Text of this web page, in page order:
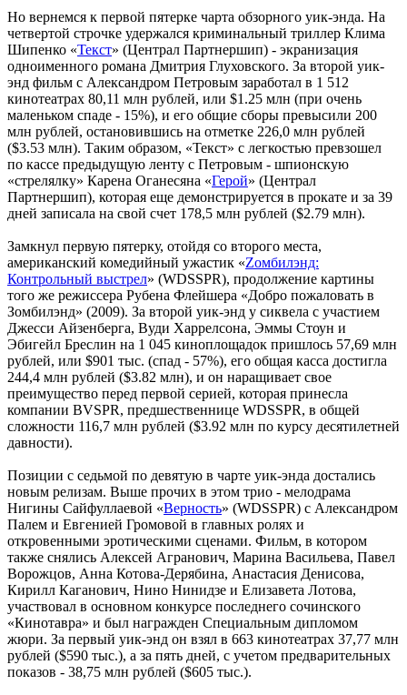
Но вернемся к первой пятерке чарта обзорного уик-энда. На
четвертой строчке удержался криминальный триллер Клима
Шипенко «Текст» (Централ Партнершип) - экранизация
одноименного романа Дмитрия Глуховского. За второй уик-
энд фильм с Александром Петровым заработал в 1 512
кинотеатрах 80,11 млн рублей, или $1.25 млн (при очень
маленьком спаде - 15%), и его общие сборы превысили 200
млн рублей, остановившись на отметке 226,0 млн рублей
($3.53 млн). Таким образом, «Текст» с легкостью превзошел
по кассе предыдущую ленту с Петровым - шпионскую
«стрелялку» Карена Оганесяна «Герой» (Централ
Партнершип), которая еще демонстрируется в прокате и за 39
дней записала на свой счет 178,5 млн рублей ($2.79 млн).
Замкнул первую пятерку, отойдя со второго места,
американский комедийный ужастик «Zомбилэнд:
Контрольный выстрел» (WDSSPR), продолжение картины
того же режиссера Рубена Флейшера «Добро пожаловать в
Зомбилэнд» (2009). За второй уик-энд у сиквела с участием
Джесси Айзенберга, Вуди Харрелсона, Эммы Стоун и
Эбигейл Бреслин на 1 045 киноплощадок пришлось 57,69 млн
рублей, или $901 тыс. (спад - 57%), его общая касса достигла
244,4 млн рублей ($3.82 млн), и он наращивает свое
преимущество перед первой серией, которая принесла
компании BVSPR, предшественнице WDSSPR, в общей
сложности 116,7 млн рублей ($3.92 млн по курсу десятилетней
давности).
Позиции с седьмой по девятую в чарте уик-энда достались
новым релизам. Выше прочих в этом трио - мелодрама
Нигины Сайфуллаевой «Верность» (WDSSPR) с Александром
Палем и Евгенией Громовой в главных ролях и
откровенными эротическими сценами. Фильм, в котором
также снялись Алексей Агранович, Марина Васильева, Павел
Ворожцов, Анна Котова-Дерябина, Анастасия Денисова,
Кирилл Каганович, Нино Нинидзе и Елизавета Лотова,
участвовал в основном конкурсе последнего сочинского
«Кинотавра» и был награжден Специальным дипломом
жюри. За первый уик-энд он взял в 663 кинотеатрах 37,77 млн
рублей ($590 тыс.), а за пять дней, с учетом предварительных
показов - 38,75 млн рублей ($605 тыс.).